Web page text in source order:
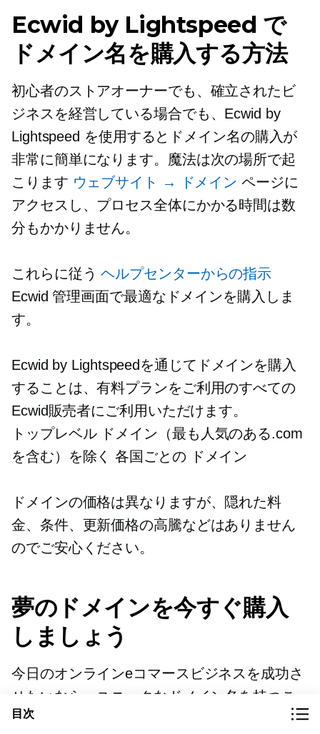
Ecwid by Lightspeed で
ドメイン名を購入する方法
初心者のストアオーナーでも、確立されたビ
ジネスを経営している場合でも、Ecwid by
Lightspeed を使用するとドメイン名の購入が
非常に簡単になります。魔法は次の場所で起
こります ウェブサイト → ドメイン ページに
アクセスし、プロセス全体にかかる時間は数
分もかかりません。
これらに従うヘルプセンターからの指示
Ecwid 管理画面で最適なドメインを購入しま
す。
Ecwid by Lightspeedを通じてドメインを購入
することは、有料プランをご利用のすべての
Ecwid販売者にご利用いただけます。
トップレベルドメイン（最も人気のある.com
を含む）を除く各国ごとの ドメイン
ドメインの価格は異なりますが、隠れた料
金、条件、更新価格の高騰などはありません
のでご安心ください。
夢のドメインを今すぐ購入
しましょう
今日のオンラインeコマースビジネスを成功さ
せたいなら、ユニークなドメイン名を持つこ
とは必須です。競争が激しい中、潜在的な顧
目次